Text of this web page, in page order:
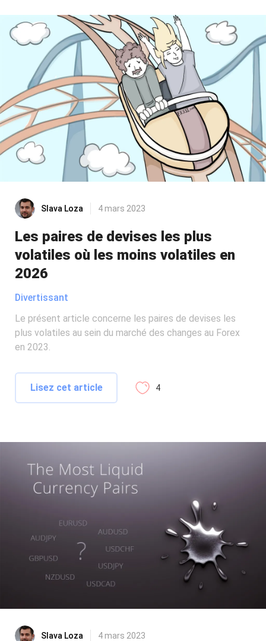
Slava Loza 4 mars 2023
Les paires de devises les plus
volatiles où les moins volatiles en
2026
Divertissant
Le présent article concerne les paires de devises les
plus volatiles au sein du marché des changes au Forex
en 2023.
Lisez cet article 4
Slava Loza 4 mars 2023